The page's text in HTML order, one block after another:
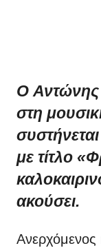
Ο
στη
με τίτλο «
ακούσει.